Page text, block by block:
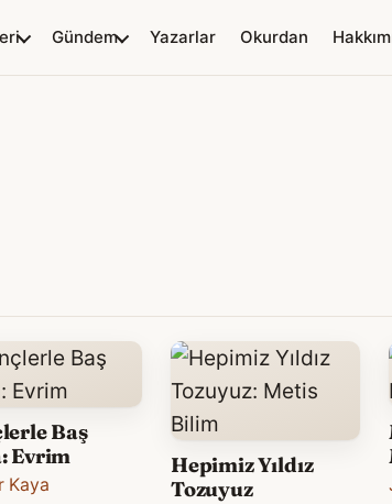
Gündem Yazarlar Okurdan
Baş
Evrim
Kaya
Hepimiz Yıldız
Tozuyuz